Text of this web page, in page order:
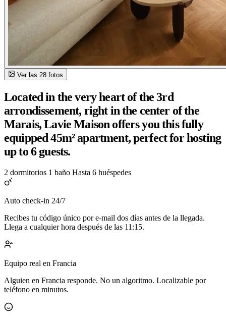
Ver las 28 fotos
Located in the very heart of the 3rd
arrondissement, right in the center of the
Marais, Lavie Maison offers you this fully
equipped 45m² apartment, perfect for hosting
up to 6 guests.
2 dormitorios 1 baño Hasta 6 huéspedes
Auto check-in 24/7
Recibes tu código único por e-mail dos días antes de la llegada.
Llega a cualquier hora después de las 11:15.
Equipo real en Francia
Alguien en Francia responde. No un algoritmo. Localizable por
teléfono en minutos.